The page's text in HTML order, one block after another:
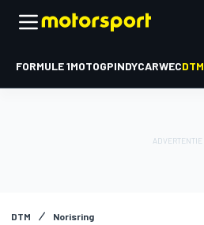
FORMULE 1MOTOGPINDYCARWECDTM
DTM Norisring